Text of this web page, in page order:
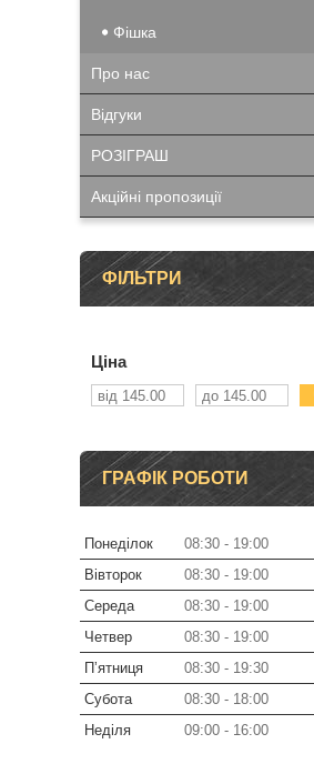
Фішка
Про нас
Відгуки
РОЗІГРАШ
Акційні пропозиції
ФІЛЬТРИ
Ціна
ГРАФІК РОБОТИ
Понеділок 08:30
19:00
Вівторок
08:30
19:00
Середа
08:30
19:00
Четвер
08:30
19:00
Пʼятниця
08:30
19:30
Субота
08:30
18:00
Неділя
09:00 16:00